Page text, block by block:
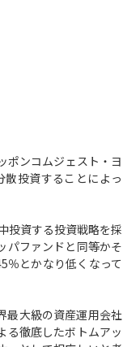
ポンコムジェスト・ヨ
投資することによっ
投資する投資戦略を採
パファンドと同等かそ
％とかなり低くなって
最大級の資産運用会社
る徹底したボトムアッ